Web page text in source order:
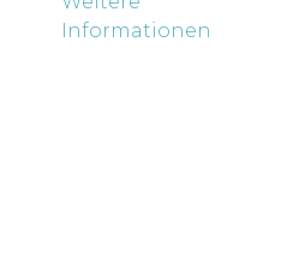
Informationen